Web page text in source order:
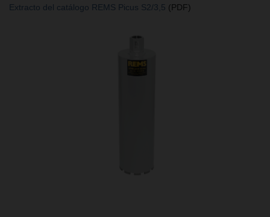
Extracto del catálogo REMS Picus S2/3,5 (PDF)